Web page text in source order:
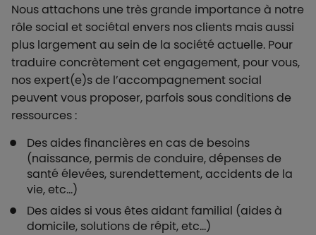
Nous attachons une très grande importance à notre
rôle social et sociétal envers nos clients mais aussi
plus largement au sein de la société actuelle. Pour
traduire concrètement cet engagement, pour vous,
nos expert(e)s de l’accompagnement social
peuvent vous proposer, parfois sous conditions de
ressources :
Des aides financières en cas de besoins
(naissance, permis de conduire, dépenses de
santé élevées, surendettement, accidents de la
vie, etc…)
Des aides si vous êtes aidant familial (aides à
domicile, solutions de répit, etc…)